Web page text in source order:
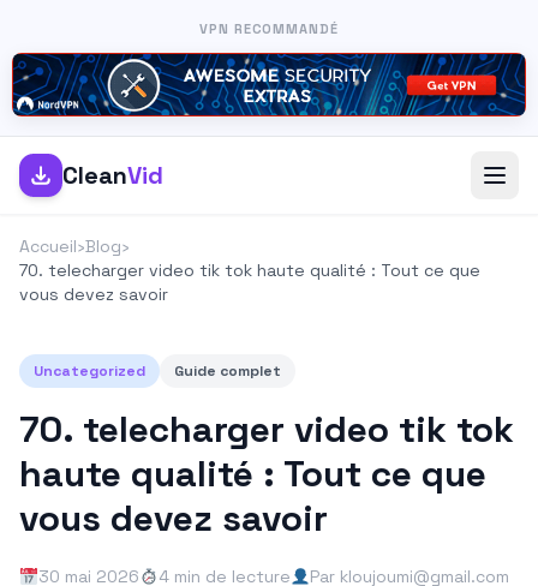
VPN RECOMMANDÉ
CleanVid
Accueil›Blog›
70. telecharger video tik tok haute qualité : Tout ce que
vous devez savoir
Uncategorized Guide complet
70. telecharger video tik tok
haute qualité : Tout ce que
vous devez savoir
30 mai 2026 4 min de lecture Par kloujoumi@gmail.com